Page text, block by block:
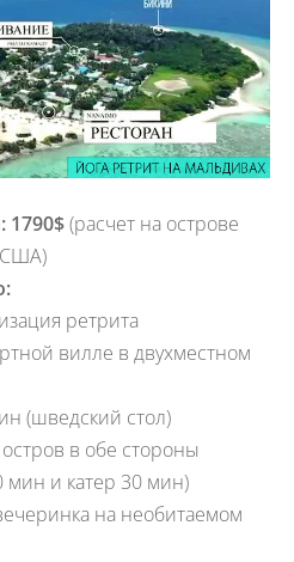
1790$(расчет на острове
США)
ретрита
вилле в двухместном
(шведский стол)
в обе стороны
мин и катер 30 мин)
на необитаемом